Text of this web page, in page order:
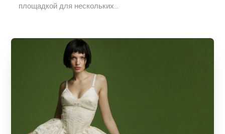
площадкой для нескольких...